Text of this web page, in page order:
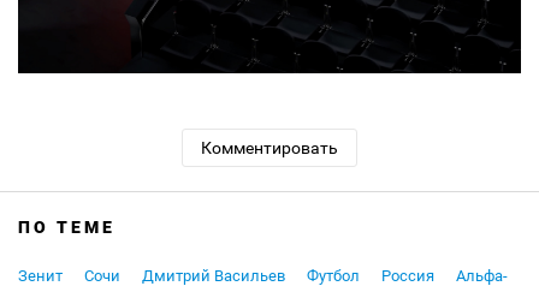
Комментировать
ПО ТЕМЕ
Зенит Сочи Дмитрий Васильев Футбол Россия
Альфа-